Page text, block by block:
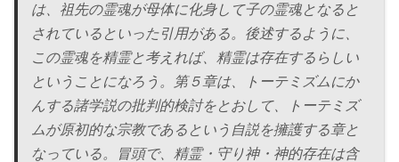
は、祖先の霊魂が母体に化身して子の霊魂となると
されているといった引用がある。後述するように、
この霊魂を精霊と考えれば、精霊は存在するらしい
ということになろう。第５章は、トーテミズムにか
んする諸学説の批判的検討をとおして、トーテミズ
ムが原初的な宗教であるという自説を擁護する章と
なっている。冒頭で、精霊・守り神・神的存在は含